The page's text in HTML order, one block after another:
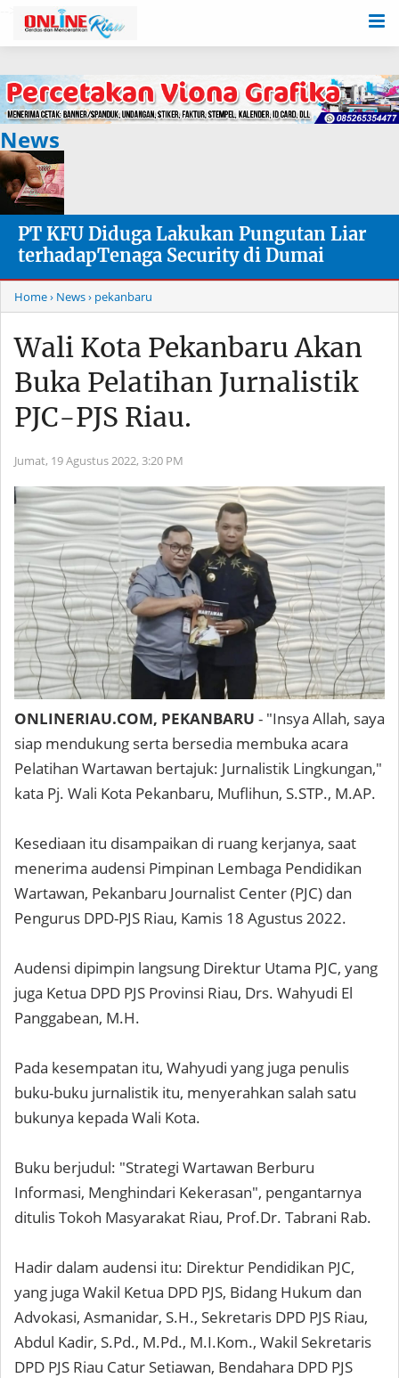
News
PT KFU Diduga Lakukan Pungutan Liar
terhadapTenaga Security di Dumai
Home› News› pekanbaru
Wali Kota Pekanbaru Akan
Buka Pelatihan Jurnalistik
PJC-PJS Riau.
Jumat, 19 Agustus 2022, 3:20 PM
ONLINERIAU.COM, PEKANBARU - "Insya Allah, saya
siap mendukung serta bersedia membuka acara
Pelatihan Wartawan bertajuk: Jurnalistik Lingkungan,"
kata Pj. Wali Kota Pekanbaru, Muflihun, S.STP., M.AP.
Kesediaan itu disampaikan di ruang kerjanya, saat
menerima audensi Pimpinan Lembaga Pendidikan
Wartawan, Pekanbaru Journalist Center (PJC) dan
Pengurus DPD-PJS Riau, Kamis 18 Agustus 2022.
Audensi dipimpin langsung Direktur Utama PJC, yang
juga Ketua DPD PJS Provinsi Riau, Drs. Wahyudi El
Panggabean, M.H.
Pada kesempatan itu, Wahyudi yang juga penulis
buku-buku jurnalistik itu, menyerahkan salah satu
bukunya kepada Wali Kota.
Buku berjudul: "Strategi Wartawan Berburu
Informasi, Menghindari Kekerasan", pengantarnya
ditulis Tokoh Masyarakat Riau, Prof.Dr. Tabrani Rab.
Hadir dalam audensi itu: Direktur Pendidikan PJC,
yang juga Wakil Ketua DPD PJS, Bidang Hukum dan
Advokasi, Asmanidar, S.H., Sekretaris DPD PJS Riau,
Abdul Kadir, S.Pd., M.Pd., M.I.Kom., Wakil Sekretaris
DPD PJS Riau Catur Setiawan, Bendahara DPD PJS